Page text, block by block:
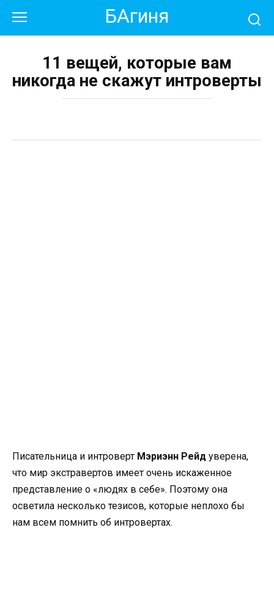
контенту
БАгиня
11 вещей, которые вам
никогда не скажут интроверты
Писательница и интроверт Мэриэнн Рейд уверена,
что мир экстравертов имеет очень искаженное
представление о «людях в себе». Поэтому она
осветила несколько тезисов, которые неплохо бы
нам всем помнить об интровертах.